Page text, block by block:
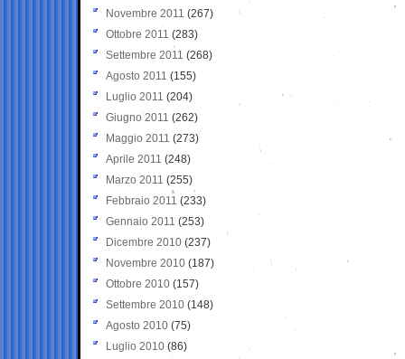
Novembre 2011 (267)
Ottobre 2011 (283)
Settembre 2011 (268)
Agosto 2011 (155)
Luglio 2011 (204)
Giugno 2011 (262)
Maggio 2011 (273)
Aprile 2011 (248)
Marzo 2011 (255)
Febbraio 2011 (233)
Gennaio 2011 (253)
Dicembre 2010 (237)
Novembre 2010 (187)
Ottobre 2010 (157)
Settembre 2010 (148)
Agosto 2010 (75)
Luglio 2010 (86)